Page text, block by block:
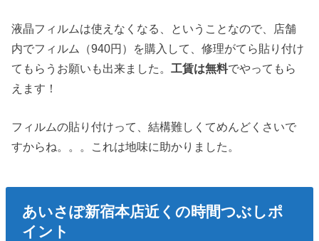
液晶フィルムは使えなくなる、ということなので、店舗
内でフィルム（940円）を購入して、修理がてら貼り付け
てもらうお願いも出来ました。工賃は無料でやってもら
えます！
フィルムの貼り付けって、結構難しくてめんどくさいで
すからね。。。これは地味に助かりました。
あいさぽ新宿本店近くの時間つぶしポ
イント